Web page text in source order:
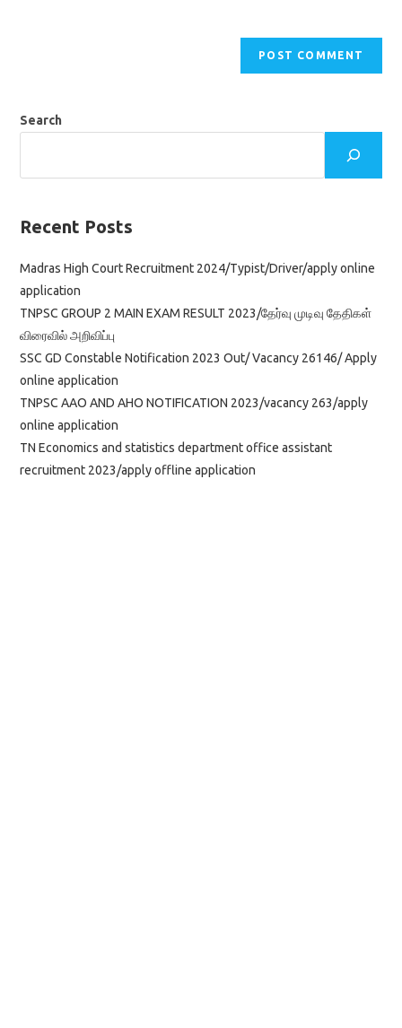
Search
Recent Posts
Madras High Court Recruitment 2024/Typist/Driver/apply online
application
TNPSC GROUP 2 MAIN EXAM RESULT 2023/தேர்வு முடிவு தேதிகள்
விரைவில் அறிவிப்பு
SSC GD Constable Notification 2023 Out/ Vacancy 26146/ Apply
online application
TNPSC AAO AND AHO NOTIFICATION 2023/vacancy 263/apply
online application
TN Economics and statistics department office assistant
recruitment 2023/apply offline application